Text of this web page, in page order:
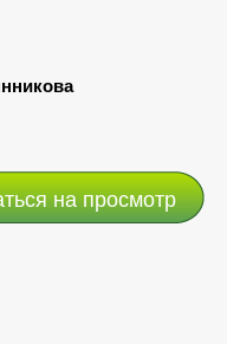
на просмотр